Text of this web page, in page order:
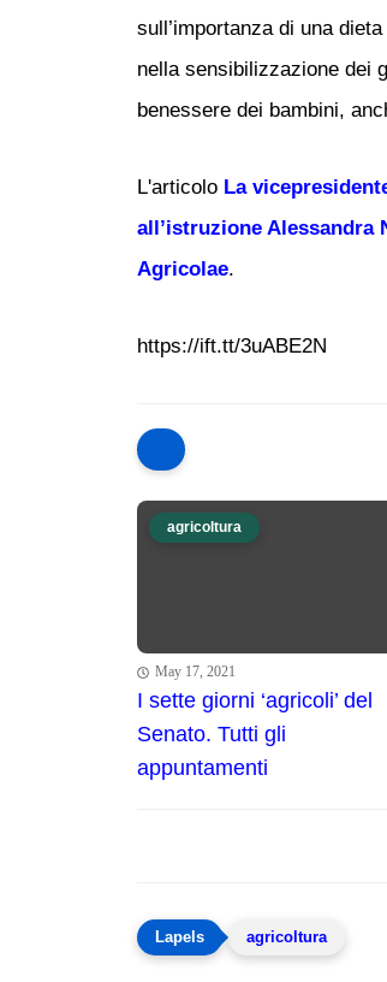
sull’importanza di una
nella sensibilizzazione dei
benessere dei bambini,
L'articolo La
all’istruzione
Agricolae.
https://ift.tt/3uABE2N
agricoltura
May 17, 2021
I sette giorni ‘agricoli’ del
Senato. Tutti gli
appuntamenti
agricoltura